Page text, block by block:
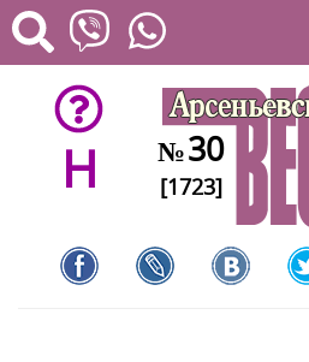
H №30
[1723]